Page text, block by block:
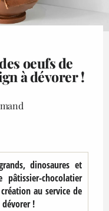
oeufs de
à dévorer !
dinosaures et
chocolatier
au service de
dévorer !